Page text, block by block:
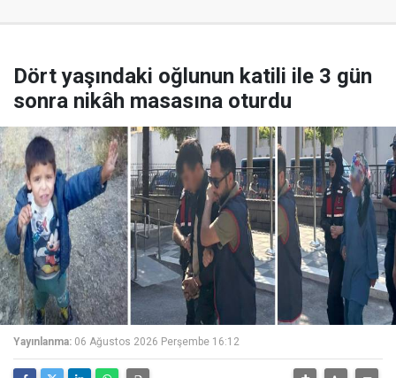
Dört yaşındaki oğlunun katili ile 3 gün
sonra nikâh masasına oturdu
Yayınlanma: 06 Ağustos 2026 Perşembe 16:12